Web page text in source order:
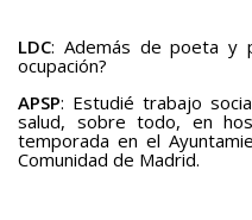
LDC: Además de poeta y
ocupación?
APSP: Estudié trabajo
salud, sobre todo, en
temporada en el
Comunidad de Madrid.